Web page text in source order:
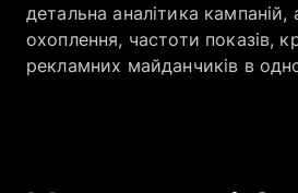
детальна аналітика кампаній,
охоплення, частоти показів,
рекламних майданчиків в